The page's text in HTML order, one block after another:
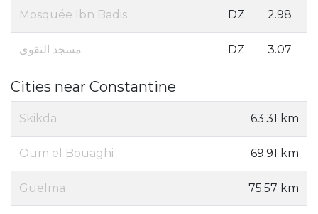
Mosquée Ibn Badis DZ 2.98
مسجد التقوى DZ 3.07
Cities near Constantine
Skikda 63.31 km
Oum el Bouaghi ‎ 69.91 km
Guelma 75.57 km